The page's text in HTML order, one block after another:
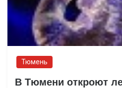
Тюмень
В Тюмени откроют